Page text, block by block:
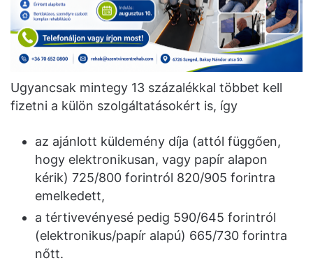
Ugyancsak mintegy 13 százalékkal többet kell
fizetni a külön szolgáltatásokért is, így
az ajánlott küldemény díja (attól függően,
hogy elektronikusan, vagy papír alapon
kérik) 725/800 forintról 820/905 forintra
emelkedett,
a tértivevényesé pedig 590/645 forintról
(elektronikus/papír alapú) 665/730 forintra
nőtt.